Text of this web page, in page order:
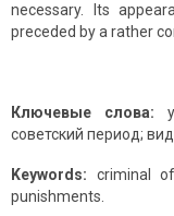
necessary. Its
preceded by a rather
Ключевые слова:
советский период;
Keywords: criminal
punishments.